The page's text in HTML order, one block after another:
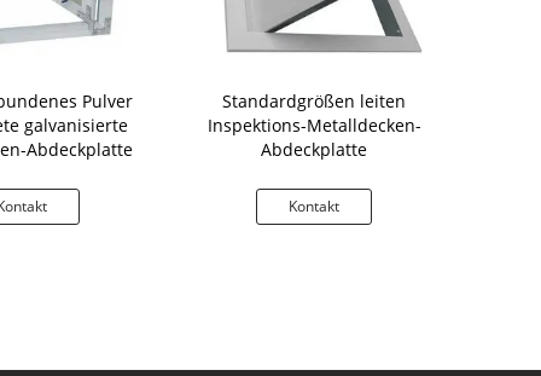
Pulver
galvanisierte
Abdeckplatte
Standardgrößen leiten
Inspektions-Metalldecken-
Abdeckplatte
Kontakt